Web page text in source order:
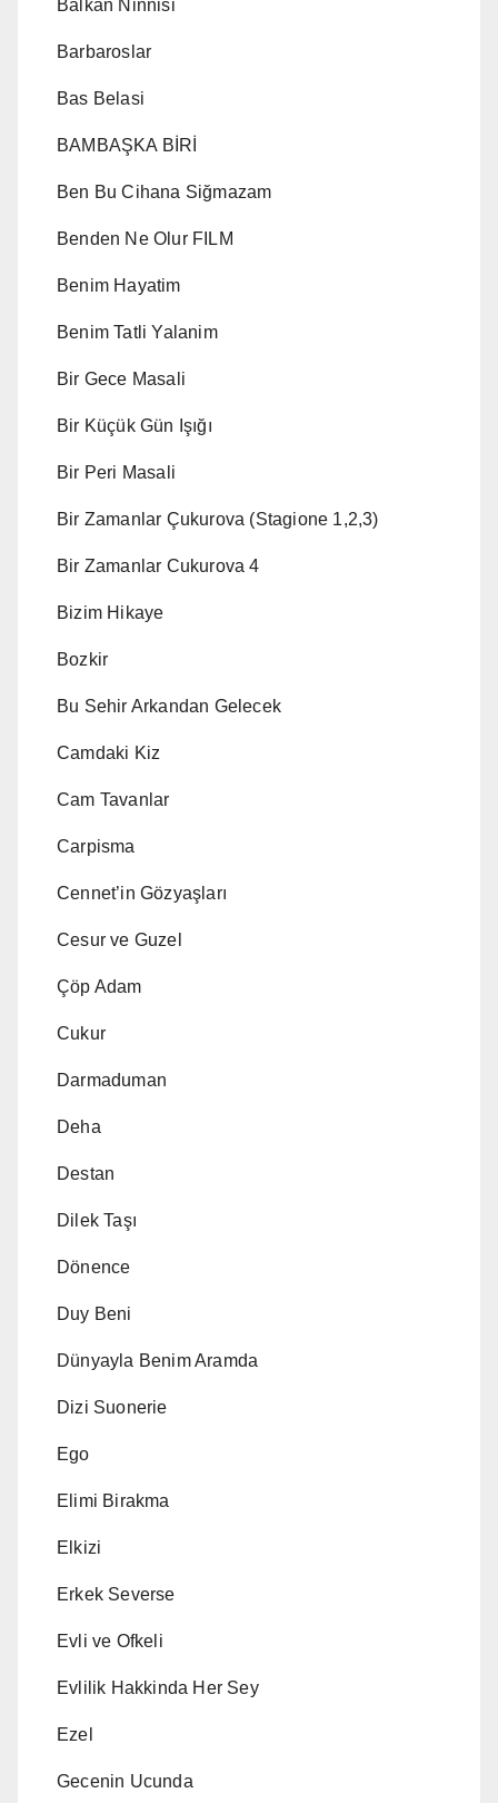
Balkan Ninnisi
Barbaroslar
Bas Belasi
BAMBAŞKA BİRİ
Ben Bu Cihana Siğmazam
Benden Ne Olur FILM
Benim Hayatim
Benim Tatli Yalanim
Bir Gece Masali
Bir Küçük Gün Işığı
Bir Peri Masali
Bir Zamanlar Çukurova (Stagione 1,2,3)
Bir Zamanlar Cukurova 4
Bizim Hikaye
Bozkir
Bu Sehir Arkandan Gelecek
Camdaki Kiz
Cam Tavanlar
Carpisma
Cennet’in Gözyaşları
Cesur ve Guzel
Çöp Adam
Cukur
Darmaduman
Deha
Destan
Dilek Taşı
Dönence
Duy Beni
Dünyayla Benim Aramda
Dizi Suonerie
Ego
Elimi Birakma
Elkizi
Erkek Severse
Evli ve Ofkeli
Evlilik Hakkinda Her Sey
Ezel
Gecenin Ucunda